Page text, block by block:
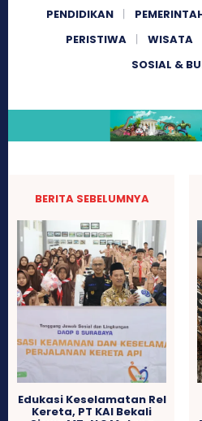
PENDIDIKAN
PERISTIWA
WISATA
SOSIAL &
BERITA SEBELUMNYA
Edukasi Keselamatan Rel
Kereta, PT KAI Bekali